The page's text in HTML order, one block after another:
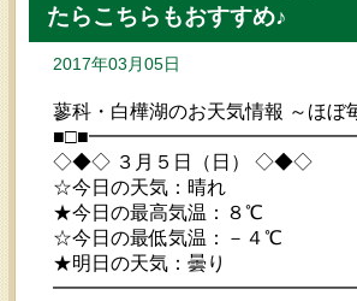
たらこちらもおすすめ♪
2017年03月05日
蓼科・白樺湖のお天気情報 ～ほぼ
◇◆◇ ３月５日（日） ◇◆◇
☆今日の天気：晴れ
★今日の最高気温：８℃
☆今日の最低気温：－４℃
★明日の天気：曇り